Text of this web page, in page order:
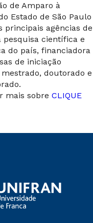
de Amparo à
Estado de São Paulo
principais agências de
pesquisa científica e
do país, financiadora
de iniciação
doutorado e
mais sobre CLIQUE